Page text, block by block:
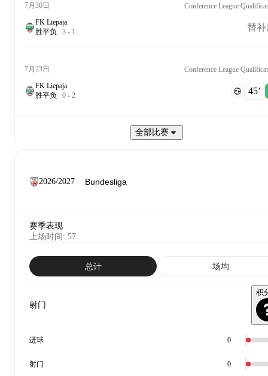
7月30日
Conference League
FK Liepaja
胜平负 3 - 1 替
7月23日
Conference League
FK Liepaja
胜平负 0 - 2 45‎’‎
全部比赛
2026/2027
赛季表现
上场时间: 57
总计 场均
射门
积
进球 0
射门 0